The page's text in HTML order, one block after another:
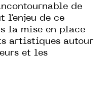
de
l'enjeu de ce
la mise en place
artistiques autour
et les